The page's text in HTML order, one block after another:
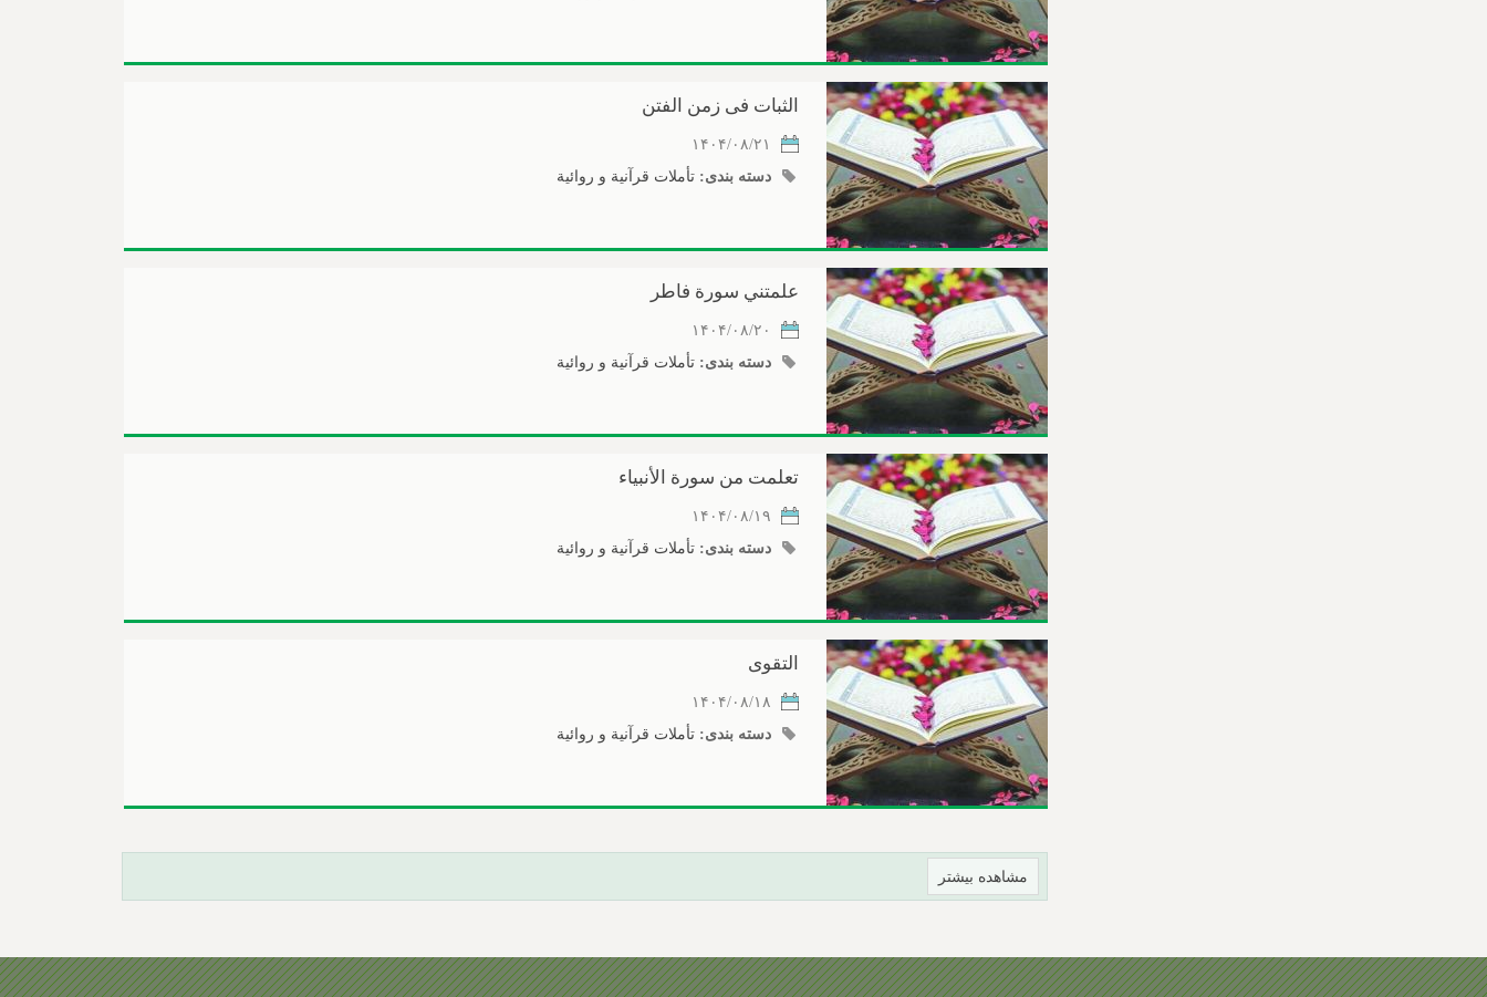
الثبات فى زمن الفتن
۱۴۰۴/۰۸/۲۱
دسته بندی: تأملات قرآنیة و روائیة
علمتني سورة فاطر
۱۴۰۴/۰۸/۲۰
دسته بندی: تأملات قرآنیة و روائیة
تعلمت من سورة الأنبياء
۱۴۰۴/۰۸/۱۹
دسته بندی: تأملات قرآنیة و روائیة
التقوى
۱۴۰۴/۰۸/۱۸
دسته بندی: تأملات قرآنیة و روائیة
مشاهده بیشتر